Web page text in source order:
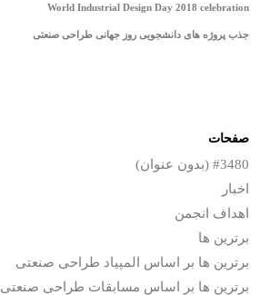
World Industrial Design Day 2018 celebration
جذب پروژه های دانشجویی روز جهانی طراحی صنعتی
صفحات
#3480 (بدون عنوان)
اخبار
اهداف انجمن
برترین ها
برترین ها بر اساس المپیاد طراحی صنعتی
برترین ها بر اساس مسابقات طراحی صنعتی